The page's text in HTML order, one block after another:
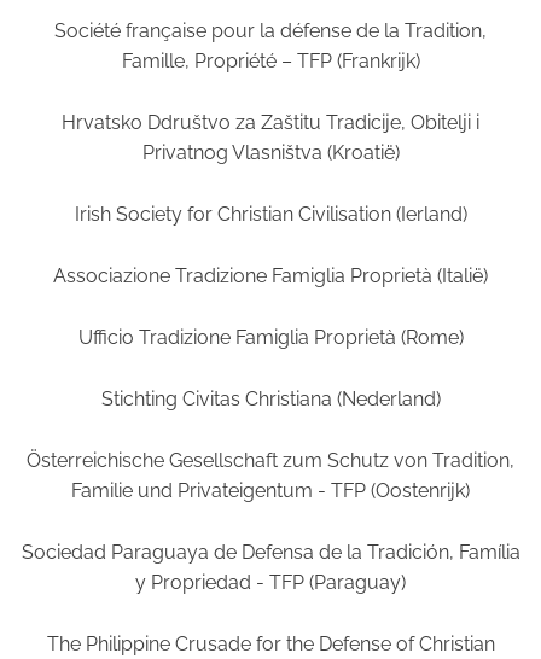
Société française pour la défense de la Tradition,
Famille, Propriété – TFP (Frankrijk)
Hrvatsko Ddruštvo za Zaštitu Tradicije, Obitelji i
Privatnog Vlasništva (Kroatië)
Irish Society for Christian Civilisation (Ierland)
Associazione Tradizione Famiglia Proprietà (Italië)
Ufficio Tradizione Famiglia Proprietà (Rome)
Stichting Civitas Christiana (Nederland)
Österreichische Gesellschaft zum Schutz von Tradition,
Familie und Privateigentum - TFP (Oostenrijk)
Sociedad Paraguaya de Defensa de la Tradición, Família
y Propriedad - TFP (Paraguay)
The Philippine Crusade for the Defense of Christian